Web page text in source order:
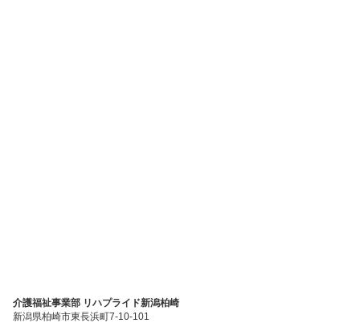
介護福祉事業部 リハプライド新潟柏崎
新潟県柏崎市東長浜町7-10-101